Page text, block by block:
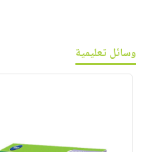
وسائل تعليمية